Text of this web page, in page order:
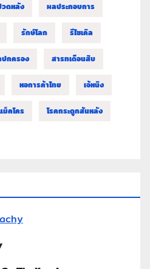
ดหลัง ผลประกอบการ
รักษ์โลก รีไซเคิล
กครอง สารทเดือนสิบ
หอการค้าไทย เจ้หนิง
ม็คโคร โรคกระดูกสันหลัง